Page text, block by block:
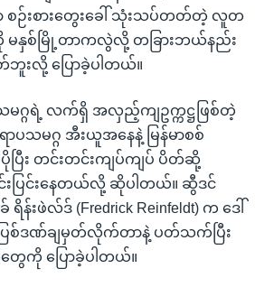
ာ စဉ်းစားတွေးခေါ် သုံးသပ်တတ်တဲ့ လူတ
မနှစ်မြို့တာကလွဲလို့ တခြားဘယ်နည်း
းလို့ ပြောခဲ့ပါတယ်။
ဂ္ဂရဲ့ လက်ရှိ အလှည့်ကျဥက္ကဋ္ဌဖြစ်တဲ့
သမဂ္ဂ အီးယူအနေနဲ့ မြန်မာစစ်
ြီး တင်းတင်းကျပ်ကျပ် ပိတ်ဆို့
ပြင်းနေတယ်လို့ ဆိုပါတယ်။ ဆွီဒင်
န်းဖဲလ်ဒ် (Fredrick Reinfeldt) က ဒေါ်
ြစ်ဒဏ်ချမှတ်လိုက်တာနဲ့ ပတ်သက်ပြီး
ကို ပြောခဲ့ပါတယ်။